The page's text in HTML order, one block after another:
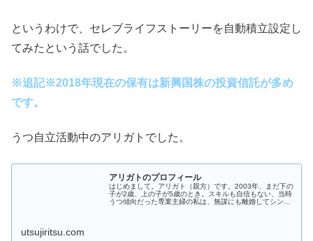
というわけで、セレブライフストーリーを自動積立設定し
てみたという話でした。
※追記※2018年現在の保有は新興国株の投資信託が多め
です。
うつ自立活動中のアリガトでした。
アリガトのプロフィール
はじめまして。アリガト（親方）です。2003年、まだ下の
子が2歳、上の子が5歳のとき。スキルも自信もない、当時
うつ傾向だった専業主婦の私は、無謀にも離婚してシング
utsujiritsu.com